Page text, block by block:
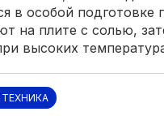
в особой подготовке
на плите с солью,
высоких